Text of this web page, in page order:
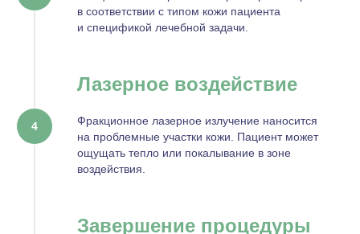
в соответствии с типом кожи пациента
и спецификой лечебной задачи.
Лазерное воздействие
Фракционное лазерное излучение наносится
на проблемные участки кожи. Пациент может
ощущать тепло или покалывание в зоне
воздействия.
Завершение процедуры